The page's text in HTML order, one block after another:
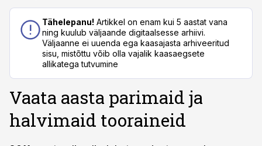
Tähelepanu! Artikkel on enam kui 5 aastat vana
ning kuulub väljaande digitaalsesse arhiivi.
Väljaanne ei uuenda ega kaasajasta arhiveeritud
sisu, mistõttu võib olla vajalik kaasaegsete
allikatega tutvumine
Vaata aasta parimaid ja
halvimaid tooraineid